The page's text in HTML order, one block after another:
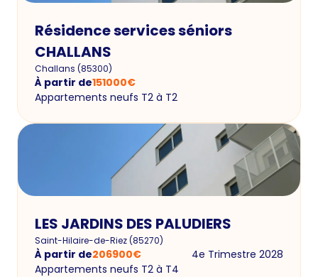
Résidence services séniors
CHALLANS
Challans (85300)
À partir de151000€
Appartements neufs T2 à T2
LES JARDINS DES PALUDIERS
Saint-Hilaire-de-Riez(85270)
À partir de206900€
4e Trimestre 2028
Appartements neufs T2 à T4